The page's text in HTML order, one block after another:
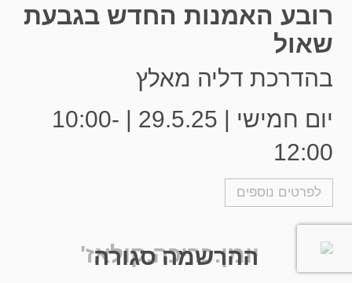
רובע האמנות החדש בגבעת
שאול
בהדרכת דליה מאלץ
יום חמישי | 29.5.25 | 10:00-
12:00
לפרטים נוספים
ההרשמה סגורה